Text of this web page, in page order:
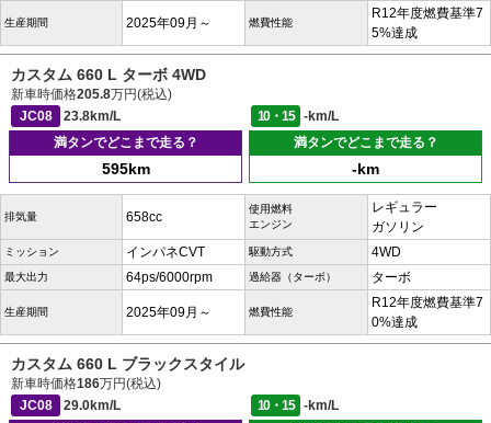
生産期間 2025年09月～ 燃費性能
R12年度燃費基準7
5%達成
カスタム 660 L ターボ 4WD
新車時価格205.8万円(税込)
JC08
23.8km/L 10・15
-km/L
満タンでどこまで走る？
595km
満タンでどこまで走る？
-km
排気量 658cc
使用燃料
エンジン
レギュラー
ガソリン
ミッション インパネCVT 駆動方式 4WD
最大出力 64ps/6000rpm 過給器（ターボ） ターボ
生産期間 2025年09月～ 燃費性能
R12年度燃費基準7
0%達成
カスタム 660 L ブラックスタイル
新車時価格186万円(税込)
JC08
29.0km/L 10・15
-km/L